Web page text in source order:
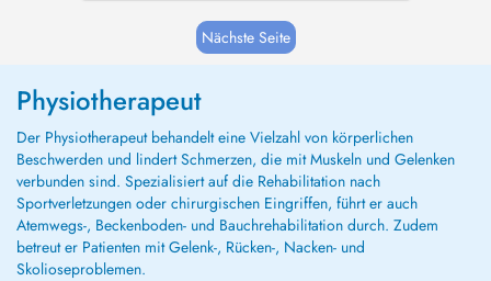
fasciathérapie MDB, une approche manuelle
douce qui complèt...
Nächste Seite
Physiotherapeut
Der Physiotherapeut behandelt eine Vielzahl von körperlichen
Beschwerden und lindert Schmerzen, die mit Muskeln und Gelenken
verbunden sind. Spezialisiert auf die Rehabilitation nach
Sportverletzungen oder chirurgischen Eingriffen, führt er auch
Atemwegs-, Beckenboden- und Bauchrehabilitation durch. Zudem
betreut er Patienten mit Gelenk-, Rücken-, Nacken- und
Skolioseproblemen.